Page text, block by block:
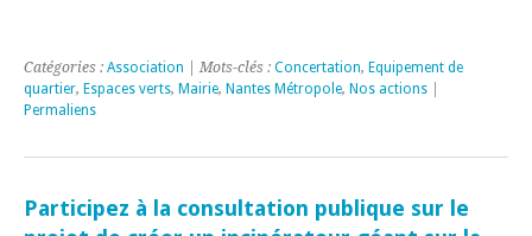
Catégories : Association | Mots-clés : Concertation, Equipement de
quartier, Espaces verts, Mairie, Nantes Métropole, Nos actions
Permaliens
Participez à la consultation publique sur le